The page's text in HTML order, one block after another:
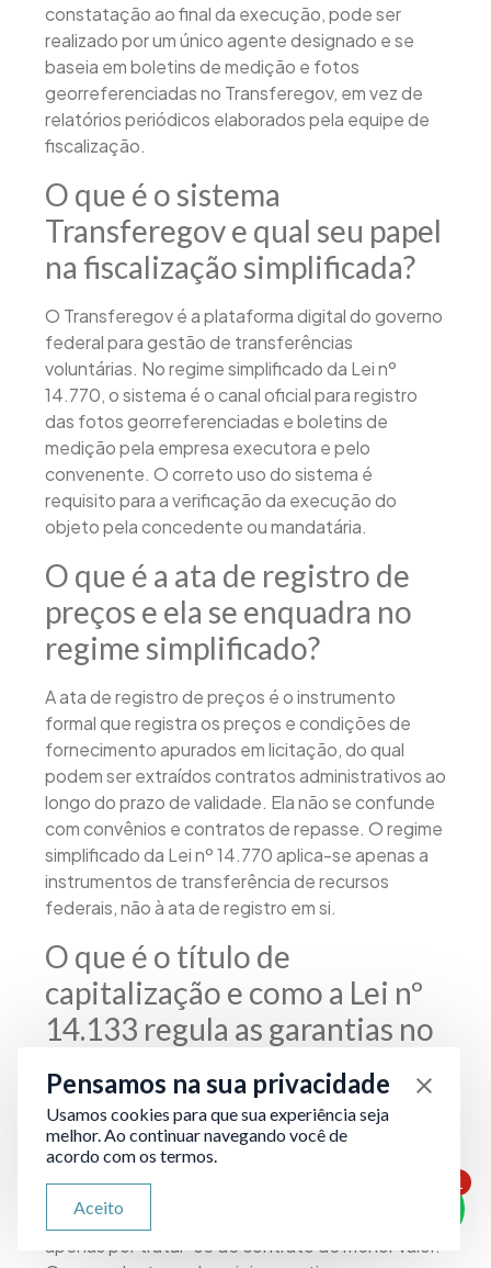
constatação ao final da execução, pode ser
realizado por um único agente designado e se
baseia em boletins de medição e fotos
georreferenciadas no Transferegov, em vez de
relatórios periódicos elaborados pela equipe de
fiscalização.
O que é o sistema
Transferegov e qual seu papel
na fiscalização simplificada?
O Transferegov é a plataforma digital do governo
federal para gestão de transferências
voluntárias. No regime simplificado da Lei nº
14.770, o sistema é o canal oficial para registro
das fotos georreferenciadas e boletins de
medição pela empresa executora e pelo
convenente. O correto uso do sistema é
requisito para a verificação da execução do
objeto pela concedente ou mandatária.
O que é a ata de registro de
preços e ela se enquadra no
regime simplificado?
A ata de registro de preços é o instrumento
formal que registra os preços e condições de
fornecimento apurados em licitação, do qual
podem ser extraídos contratos administrativos ao
longo do prazo de validade. Ela não se confunde
com convênios e contratos de repasse. O regime
simplificado da Lei nº 14.770 aplica-se apenas a
instrumentos de transferência de recursos
federais, não à ata de registro em si.
O que é o título de
capitalização e como a Lei nº
14.133 regula as garantias no
regime simplificado?
O título de capitalização é uma das modalidades
de garantia contratual previstas na nova lei de
licitações, ao lado da caução em dinheiro, da
14.133 não dispensa a exigência de garantia
apenas por tratar-se de contrato de menor valor.
1
Pensamos na sua privacidade
Usamos cookies para que sua experiência seja
melhor. Ao continuar navegando você de
acordo com os termos.
Aceito